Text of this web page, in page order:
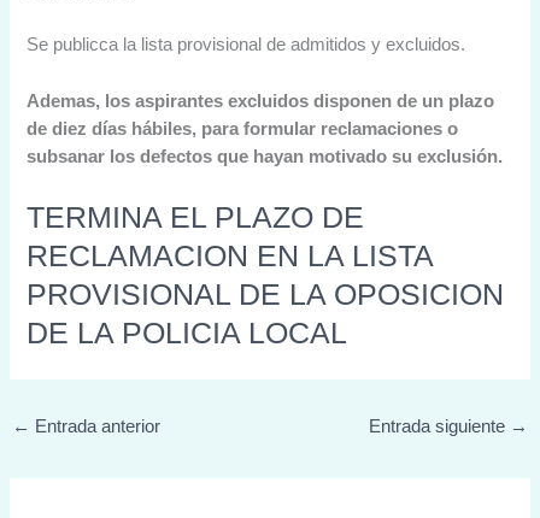
Se publicca la lista provisional de admitidos y excluidos.
Ademas, los aspirantes excluidos disponen de un plazo
de diez días hábiles, para formular reclamaciones o
subsanar los defectos que hayan motivado su exclusión.
TERMINA EL PLAZO DE
RECLAMACION EN LA LISTA
PROVISIONAL DE LA OPOSICION
DE LA POLICIA LOCAL
← Entrada anterior Entrada siguiente →